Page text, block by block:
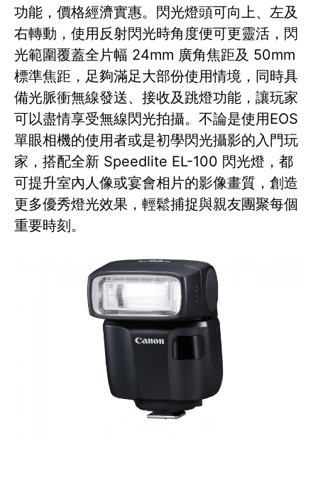
功能，價格經濟實惠。閃光燈頭可向上、左及
右轉動，使用反射閃光時角度便可更靈活，閃
光範圍覆蓋全片幅 24mm 廣角焦距及 50mm
標準焦距，足夠滿足大部份使用情境，同時具
備光脈衝無線發送、接收及跳燈功能，讓玩家
可以盡情享受無線閃光拍攝。不論是使用EOS
單眼相機的使用者或是初學閃光攝影的入門玩
家，搭配全新 Speedlite EL-100 閃光燈，都
可提升室內人像或宴會相片的影像畫質，創造
更多優秀燈光效果，輕鬆捕捉與親友團聚每個
重要時刻。